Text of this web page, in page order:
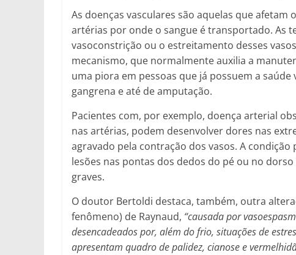
As doenças vasculares são aquelas que afetam
artérias por onde o sangue é transportado. As
vasoconstrição ou o estreitamento desses
mecanismo, que normalmente auxilia a
uma piora em pessoas que já possuem a
gangrena e até de amputação.
Pacientes com, por exemplo, doença arterial
nas artérias, podem desenvolver dores nas
agravado pela contração dos vasos. A
lesões nas pontas dos dedos do pé ou no
graves.
O doutor Bertoldi destaca, também, outra
fenômeno) de Raynaud, “causada por
desencadeados por, além do frio, situações de
apresentam quadro de palidez, cianose e